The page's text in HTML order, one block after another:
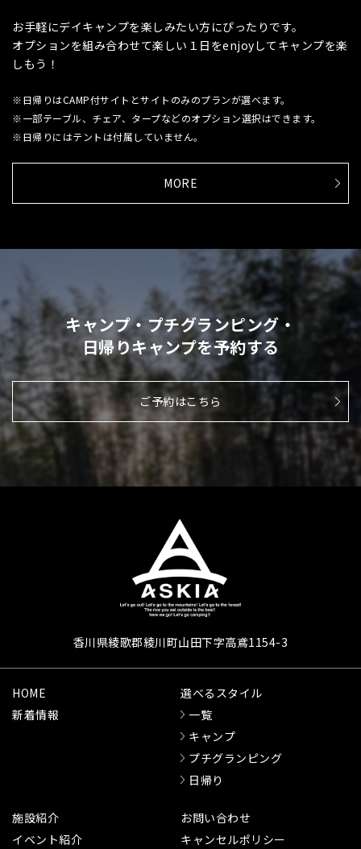
お手軽にデイキャンプを楽しみたい方にぴったりです。
オプションを組み合わせて楽しい１日をenjoyしてキャンプを楽
しもう！
※日帰りはCAMP付サイトとサイトのみのプランが選べます。
※一部テーブル、チェア、タープなどのオプション選択はできます。
※日帰りにはテントは付属していません。
MORE
キャンプ・プチグランピング・
日帰りキャンプを予約する
ご予約はこちら
香川県綾歌郡綾川町山田下字高鳶1154-3
HOME
新着情報
選べるスタイル
一覧
キャンプ
プチグランピング
日帰り
施設紹介
イベント紹介
お問い合わせ
キャンセルポリシー